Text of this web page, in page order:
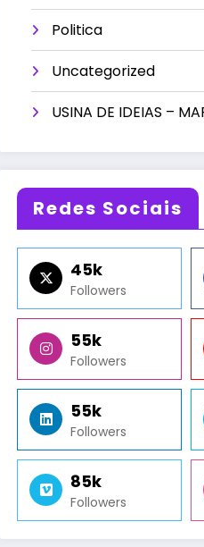
Politica
Uncategorized
USINA DE IDEIAS –
Redes Sociais
45k
Followers
55k
Followers
55k
Followers
85k
Followers